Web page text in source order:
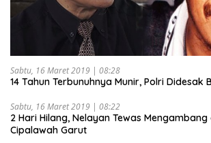
Sabtu, 16 Maret 2019 | 08:28
14 Tahun Terbunuhnya Munir, Polri Didesak
Sabtu, 16 Maret 2019 | 08:22
2 Hari Hilang, Nelayan Tewas Mengambang
Cipalawah Garut